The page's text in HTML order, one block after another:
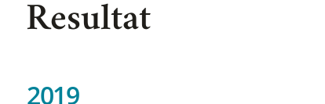
Resultat
2019